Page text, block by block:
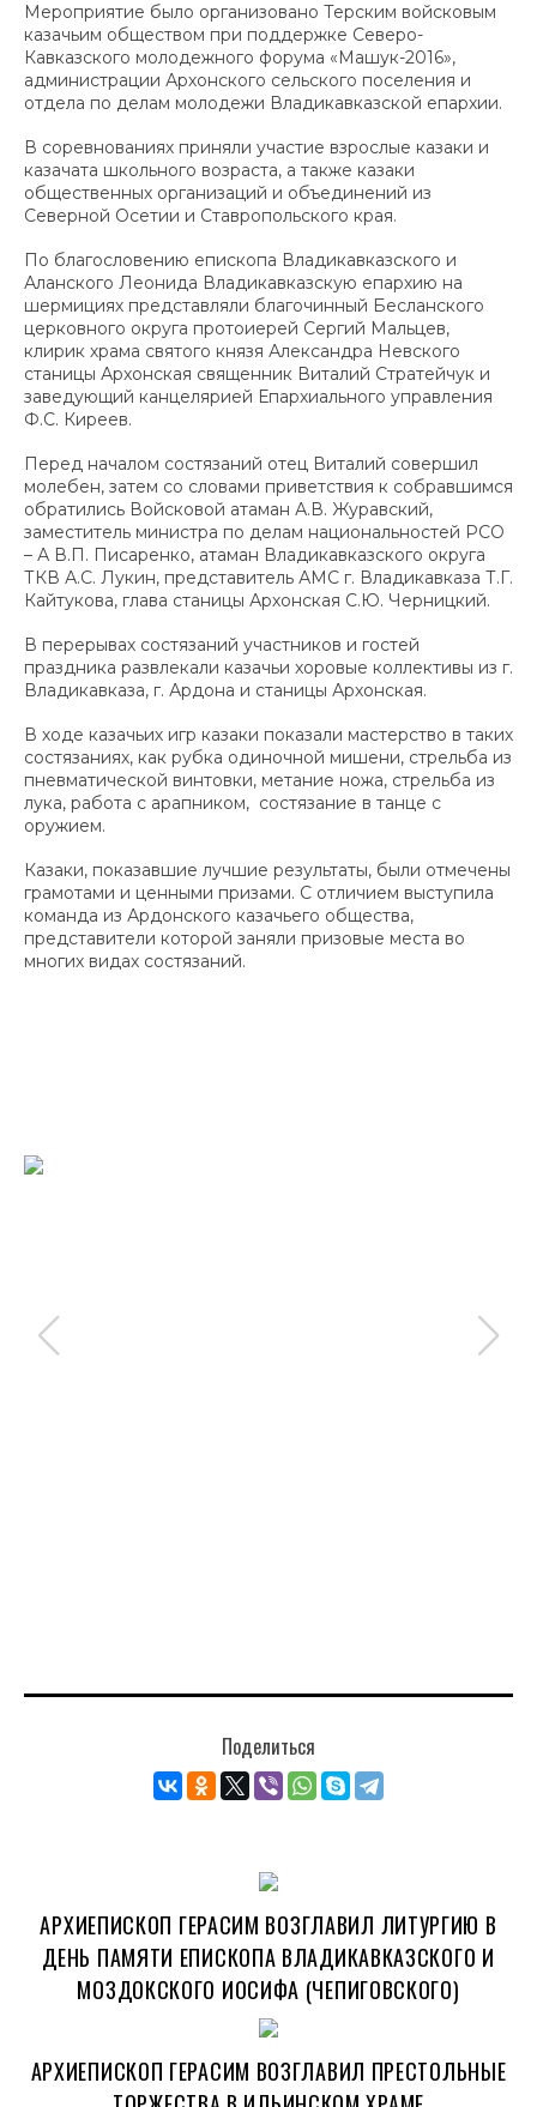
Мероприятие было организовано Терским войсковым
казачьим обществом при поддержке Северо-
Кавказского молодежного форума «Машук-2016»,
администрации Архонского сельского поселения и
отдела по делам молодежи Владикавказской епархии.
В соревнованиях приняли участие взрослые казаки и
казачата школьного возраста, а также казаки
общественных организаций и объединений из
Северной Осетии и Ставропольского края.
По благословению епископа Владикавказского и
Аланского Леонида Владикавказскую епархию на
шермициях представляли благочинный Бесланского
церковного округа протоиерей Сергий Мальцев,
клирик храма святого князя Александра Невского
станицы Архонская священник Виталий Стратейчук и
заведующий канцелярией Епархиального управления
Ф.С. Киреев.
Перед началом состязаний отец Виталий совершил
молебен, затем со словами приветствия к собравшимся
обратились Войсковой атаман А.В. Журавский,
заместитель министра по делам национальностей РСО
– А В.П. Писаренко, атаман Владикавказского округа
ТКВ А.С. Лукин, представитель АМС г. Владикавказа Т.Г.
Кайтукова, глава станицы Архонская С.Ю. Черницкий.
В перерывах состязаний участников и гостей
праздника развлекали казачьи хоровые коллективы из г.
Владикавказа, г. Ардона и станицы Архонская.
В ходе казачьих игр казаки показали мастерство в таких
состязаниях, как рубка одиночной мишени, стрельба из
пневматической винтовки, метание ножа, стрельба из
лука, работа с арапником, ​ состязание в танце с
оружием.
Казаки, показавшие лучшие результаты, были отмечены
грамотами и ценными призами. С отличием выступила
команда из Ардонского казачьего общества,
представители которой заняли призовые места во
многих видах состязаний.
Поделиться
АРХИЕПИСКОП ГЕРАСИМ ВОЗГЛАВИЛ ЛИТУРГИЮ В
ДЕНЬ ПАМЯТИ ЕПИСКОПА ВЛАДИКАВКАЗСКОГО И
МОЗДОКСКОГО ИОСИФА (ЧЕПИГОВСКОГО)
АРХИЕПИСКОП ГЕРАСИМ ВОЗГЛАВИЛ ПРЕСТОЛЬНЫЕ